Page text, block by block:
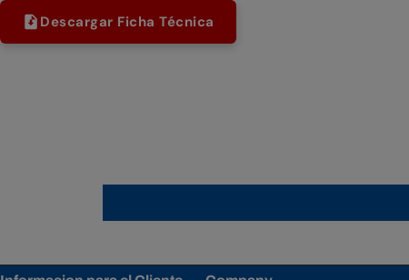
Descargar Ficha Técnica